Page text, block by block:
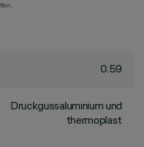
0.59
Druckgussaluminium und
thermoplast